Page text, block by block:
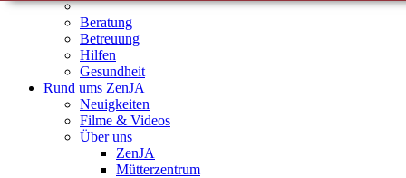
Beratung
Betreuung
Hilfen
Gesundheit
Rund ums ZenJA
Neuigkeiten
Filme & Videos
Über uns
ZenJA
Mütterzentrum